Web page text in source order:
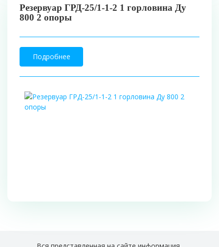
Резервуар ГРД-25/1-1-2 1 горловина Ду
800 2 опоры
Подробнее